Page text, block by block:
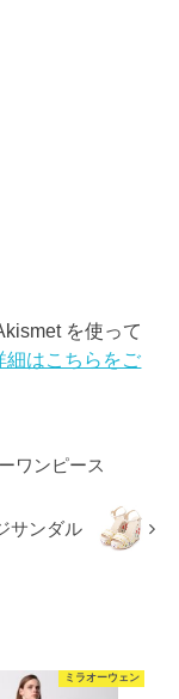
を使って
細はこちらをご
ワンピース
サンダル
ミラオーウェン